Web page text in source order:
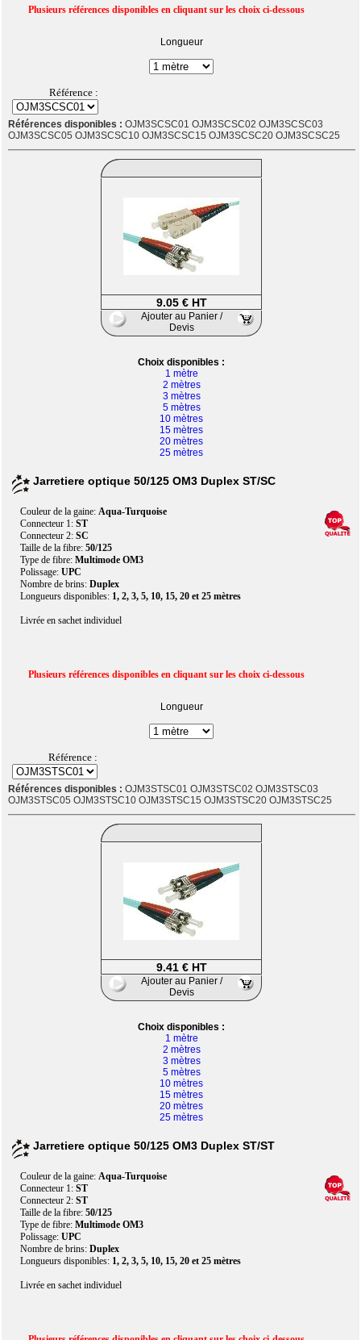
Plusieurs références disponibles en cliquant sur les choix ci-dessous
Longueur
Référence :
Références disponibles : OJM3SCSC01 OJM3SCSC02 OJM3SCSC03
OJM3SCSC05 OJM3SCSC10 OJM3SCSC15 OJM3SCSC20 OJM3SCSC25
9.05 € HT
Ajouter au Panier /
Devis
Choix disponibles :
1 mètre
2 mètres
3 mètres
5 mètres
10 mètres
15 mètres
20 mètres
25 mètres
Jarretiere optique 50/125 OM3 Duplex ST/SC
Couleur de la gaine:Aqua-Turquoise
Connecteur 1:ST
Connecteur 2:SC
Taille de la fibre:50/125
Type de fibre:Multimode OM3
Polissage:UPC
Nombre de brins:Duplex
Longueurs disponibles: 1, 2, 3, 5, 10, 15, 20 et 25 mètres
Livrée en sachet individuel
Plusieurs références disponibles en cliquant sur les choix ci-dessous
Longueur
Référence :
Références disponibles : OJM3STSC01 OJM3STSC02 OJM3STSC03
OJM3STSC05 OJM3STSC10 OJM3STSC15 OJM3STSC20 OJM3STSC25
9.41 € HT
Ajouter au Panier /
Devis
Choix disponibles :
1 mètre
2 mètres
3 mètres
5 mètres
10 mètres
15 mètres
20 mètres
25 mètres
Jarretiere optique 50/125 OM3 Duplex ST/ST
Couleur de la gaine:Aqua-Turquoise
Connecteur 1:ST
Connecteur 2:ST
Taille de la fibre:50/125
Type de fibre:Multimode OM3
Polissage:UPC
Nombre de brins:Duplex
Longueurs disponibles: 1, 2, 3, 5, 10, 15, 20 et 25 mètres
Livrée en sachet individuel